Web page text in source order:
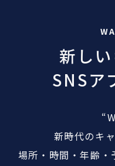
新し
SNSア
新時代のキ
場所・時間・年齢・